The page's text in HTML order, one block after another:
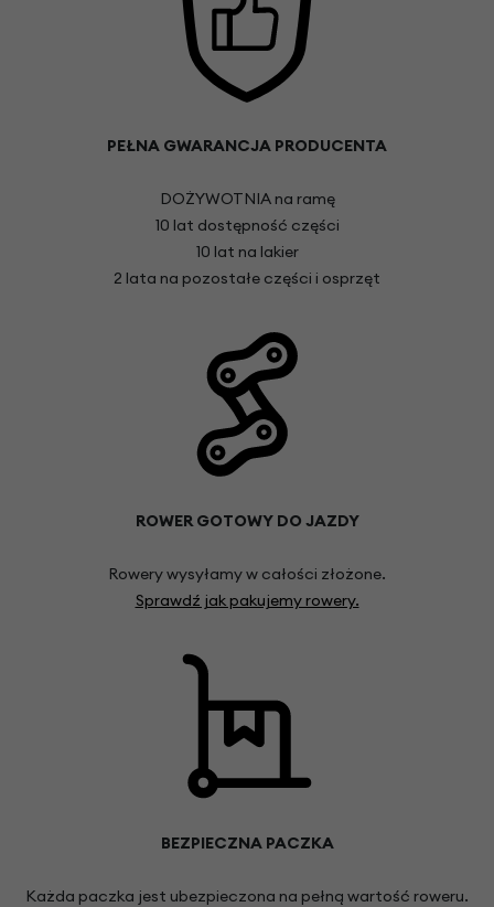
PEŁNA GWARANCJA PRODUCENTA
DOŻYWOTNIA na ramę
10 lat dostępność części
10 lat na lakier
2 lata na pozostałe części i osprzęt
ROWER GOTOWY DO JAZDY
Rowery wysyłamy w całości złożone.
Sprawdź jak pakujemy rowery.
BEZPIECZNA PACZKA
Każda paczka jest ubezpieczona na pełną wartość roweru.